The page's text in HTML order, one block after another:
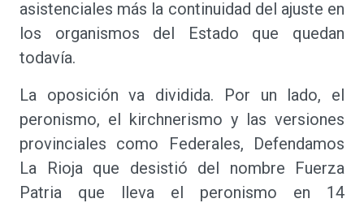
asistenciales más la continuidad del ajuste en
los organismos del Estado que quedan
todavía.
La oposición va dividida. Por un lado, el
peronismo, el kirchnerismo y las versiones
provinciales como Federales, Defendamos
La Rioja que desistió del nombre Fuerza
Patria que lleva el peronismo en 14